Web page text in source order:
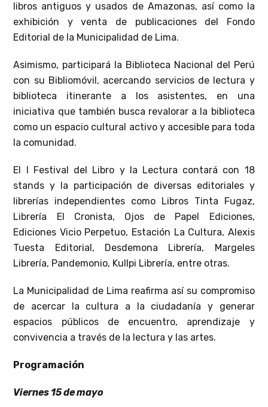
libros antiguos y usados de Amazonas, así como la
exhibición y venta de publicaciones del Fondo
Editorial de la Municipalidad de Lima.
Asimismo, participará la Biblioteca Nacional del Perú
con su Bibliomóvil, acercando servicios de lectura y
biblioteca itinerante a los asistentes, en una
iniciativa que también busca revalorar a la biblioteca
como un espacio cultural activo y accesible para toda
la comunidad.
El I Festival del Libro y la Lectura contará con 18
stands y la participación de diversas editoriales y
librerías independientes como Libros Tinta Fugaz,
Librería El Cronista, Ojos de Papel Ediciones,
Ediciones Vicio Perpetuo, Estación La Cultura, Alexis
Tuesta Editorial, Desdemona Librería, Margeles
Librería, Pandemonio, Kullpi Librería, entre otras.
La Municipalidad de Lima reafirma así su compromiso
de acercar la cultura a la ciudadanía y generar
espacios públicos de encuentro, aprendizaje y
convivencia a través de la lectura y las artes.
Programación
Viernes 15 de mayo